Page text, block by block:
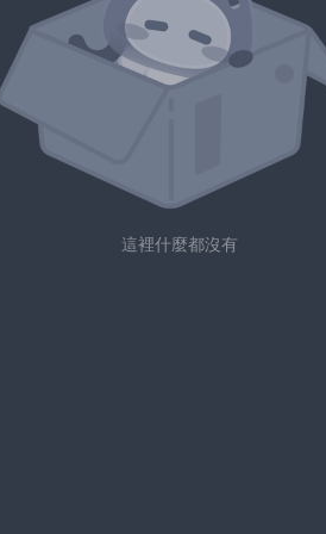
這裡什麼都沒有